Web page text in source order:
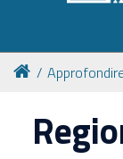
Collezioni
Per